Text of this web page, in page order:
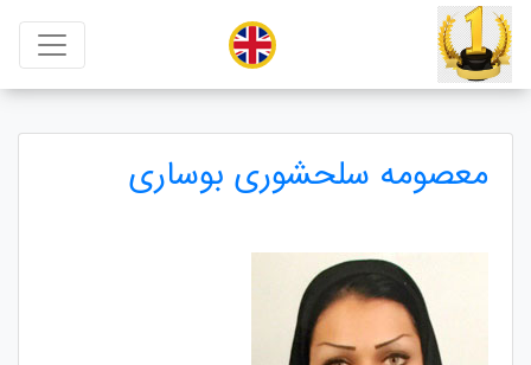
معصومه سلحشوری بوساری